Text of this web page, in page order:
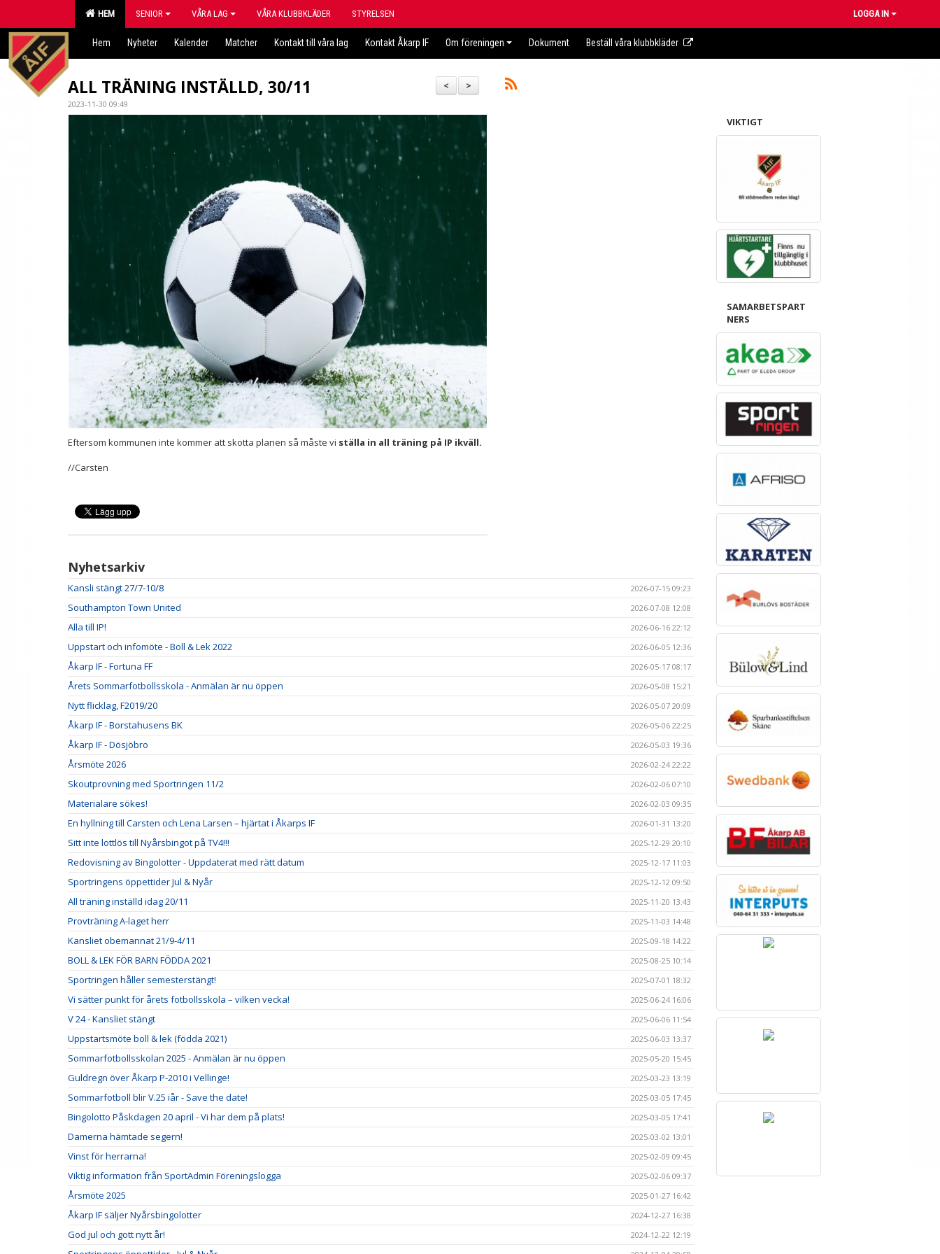
HEM SENIOR VÅRA LAG VÅRA KLUBBKLÄDER STYRELSEN LOGGA IN
Hem Nyheter Kalender Matcher Kontakt till våra lag Kontakt Åkarp IF Om föreningen Dokument Beställ våra klubbkläder
>
<
ALL TRÄNING INSTÄLLD, 30/11
2023-11-30 09:49
Eftersom kommunen inte kommer att skotta planen så måste vi ställa in all träning på IP ikväll.
//Carsten
Nyhetsarkiv
Kansli stängt 27/7-10/8 2026-07-15 09:23
Southampton Town United 2026-07-08 12:08
Alla till IP! 2026-06-16 22:12
Uppstart och infomöte - Boll & Lek 2022 2026-06-05 12:36
Åkarp IF - Fortuna FF 2026-05-17 08:17
Årets Sommarfotbollsskola - Anmälan är nu öppen 2026-05-08 15:21
Nytt flicklag, F2019/20 2026-05-07 20:09
Åkarp IF - Borstahusens BK 2026-05-06 22:25
Åkarp IF - Dösjöbro 2026-05-03 19:36
Årsmöte 2026 2026-02-24 22:22
Skoutprovning med Sportringen 11/2 2026-02-06 07:10
Materialare sökes! 2026-02-03 09:35
En hyllning till Carsten och Lena Larsen – hjärtat i Åkarps IF 2026-01-31 13:20
Sitt inte lottlös till Nyårsbingot på TV4!!! 2025-12-29 20:10
Redovisning av Bingolotter - Uppdaterat med rätt datum 2025-12-17 11:03
Sportringens öppettider Jul & Nyår 2025-12-12 09:50
All träning inställd idag 20/11 2025-11-20 13:43
Provträning A-laget herr 2025-11-03 14:48
Kansliet obemannat 21/9-4/11 2025-09-18 14:22
BOLL & LEK FÖR BARN FÖDDA 2021 2025-08-25 10:14
Sportringen håller semesterstängt! 2025-07-01 18:32
Vi sätter punkt för årets fotbollsskola – vilken vecka! 2025-06-24 16:06
V 24 - Kansliet stängt 2025-06-06 11:54
Uppstartsmöte boll & lek (födda 2021) 2025-06-03 13:37
Sommarfotbollsskolan 2025 - Anmälan är nu öppen 2025-05-20 15:45
Guldregn över Åkarp P-2010 i Vellinge! 2025-03-23 13:19
Sommarfotboll blir V.25 iår - Save the date! 2025-03-05 17:45
Bingolotto Påskdagen 20 april - Vi har dem på plats! 2025-03-05 17:41
Damerna hämtade segern! 2025-03-02 13:01
Vinst för herrarna! 2025-02-09 09:45
Viktig information från SportAdmin Föreningslogga 2025-02-06 09:37
Årsmöte 2025 2025-01-27 16:42
Åkarp IF säljer Nyårsbingolotter 2024-12-27 16:38
God jul och gott nytt år! 2024-12-22 12:19
VIKTIGT
SAMARBETSPART
NERS